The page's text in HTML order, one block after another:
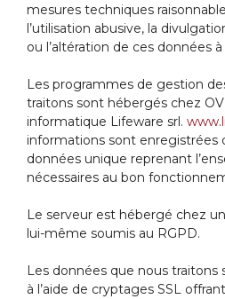
mesures techniques
l’utilisation abusive, la
ou l’altération de ces données
Les programmes de gestion
traitons sont hébergés chez
informatique Lifeware srl.
informations sont enregistrées
données unique reprenant
nécessaires au bon
Le serveur est hébergé chez
lui-même soumis au RGPD.
Les données que nous
à l’aide de cryptages SSL